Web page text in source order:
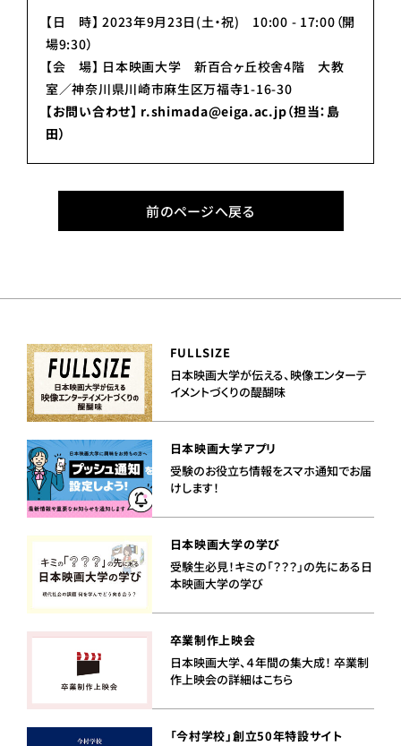
【日 時】 2023年9月23日(土・祝) 10:00 - 17:00（開
場9:30）
【会 場】 日本映画大学 新百合ヶ丘校舎4階 大教
室／神奈川県川崎市麻生区万福寺1-16-30
【お問い合わせ】 r.shimada@eiga.ac.jp（担当：島
田）
前のページへ戻る
FULLSIZE
日本映画大学が伝える、映像エンターテ
イメントづくりの醍醐味
日本映画大学アプリ
受験のお役立ち情報をスマホ通知でお届
けします！
日本映画大学の学び
受験生必見！キミの「？？？」の先にある日
本映画大学の学び
卒業制作上映会
日本映画大学、４年間の集大成！ 卒業制
作上映会の詳細はこちら
「今村学校」創立50年特設サイト